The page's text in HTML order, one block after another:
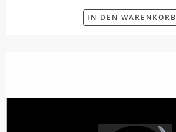
IN DEN WARENKORB